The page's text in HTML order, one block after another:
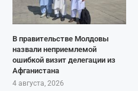
В правительстве Молдовы
назвали неприемлемой
ошибкой визит делегации из
Афганистана
4 августа, 2026